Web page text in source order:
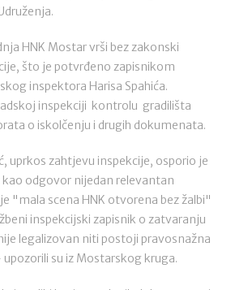
HNK Mostar vrši bez zakonski
što je potvrđeno zapisnikom
inspektora Harisa Spahića.
inspekciji kontrolu gradilišta
o iskolčenju i drugih dokumenata.
uprkos zahtjevu inspekcije, osporio je
odgovor nijedan relevantan
"mala scena HNK otvorena bez žalbi"
inspekcijski zapisnik o zatvaranju
legalizovan niti postoji pravosnažna
su iz Mostarskog kruga.